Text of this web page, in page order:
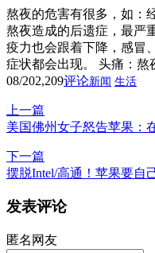
熬夜的危害有很多，如：
熬夜造成的后遗症，最严
疫力也会跟着下降，感冒
症状都会出现。 头痛：熬
08/202,209评论新闻 生活
上一篇
美国佛州女子怒告苹果：
下一篇
摆脱Intel/高通！苹果要自
发表评论
匿名网友